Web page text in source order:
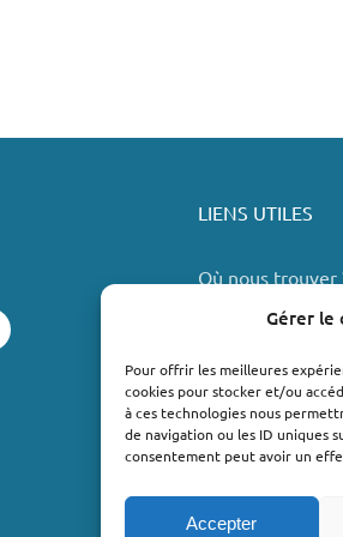
Gérer le
Pour offrir les meilleures
cookies pour stocker et/ou
à ces technologies nous
de navigation ou les ID uniques
consentement peut avoir un
Accepter
LIENS UTILES
Où nous trouver
Valréas
Le Teil
Lachapelle-